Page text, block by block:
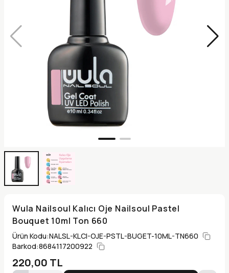
Wula Nailsoul Kalıcı Oje Nailsoul Pastel
Bouquet 10ml Ton 660
Ürün Kodu:NALSL-KLCI-OJE-PSTL-BUGET-10ML-TN660
Barkod:8684117200922
220,00 TL